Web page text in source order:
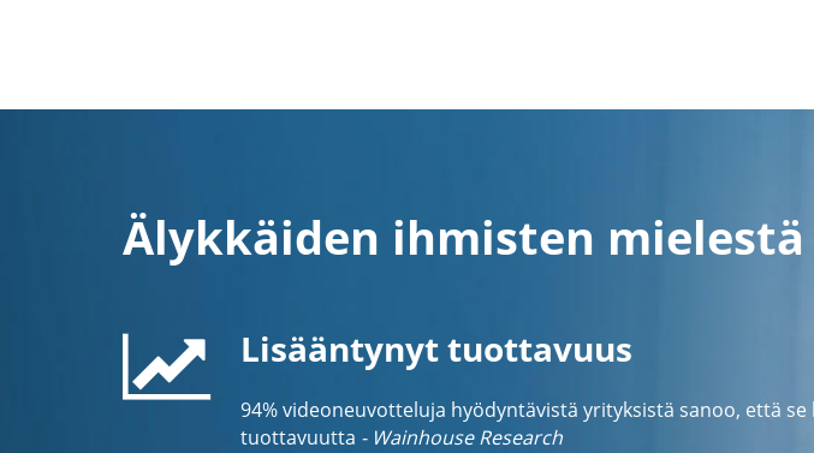
Älykkäiden ihmisten
Lisääntynyt tuottavuus
94% videoneuvotteluja hyödyntävistä yrityksistä sanoo, että se
tuottavuutta - Wainhouse Research